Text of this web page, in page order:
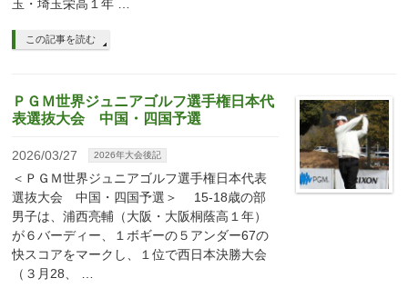
玉・埼玉栄高１年 …
この記事を読む
ＰＧＭ世界ジュニアゴルフ選手権日本代
表選抜大会 中国・四国予選
2026/03/27 2026年大会後記
＜ＰＧＭ世界ジュニアゴルフ選手権日本代表
選抜大会 中国・四国予選＞ 15-18歳の部
男子は、浦西亮輔（大阪・大阪桐蔭高１年）
が６バーディー、１ボギーの５アンダー67の
快スコアをマークし、１位で西日本決勝大会
（３月28、 …